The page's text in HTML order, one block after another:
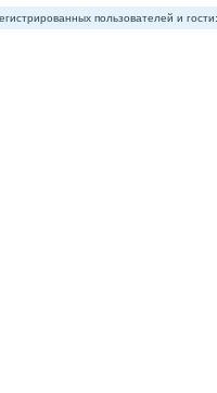
пользователей и